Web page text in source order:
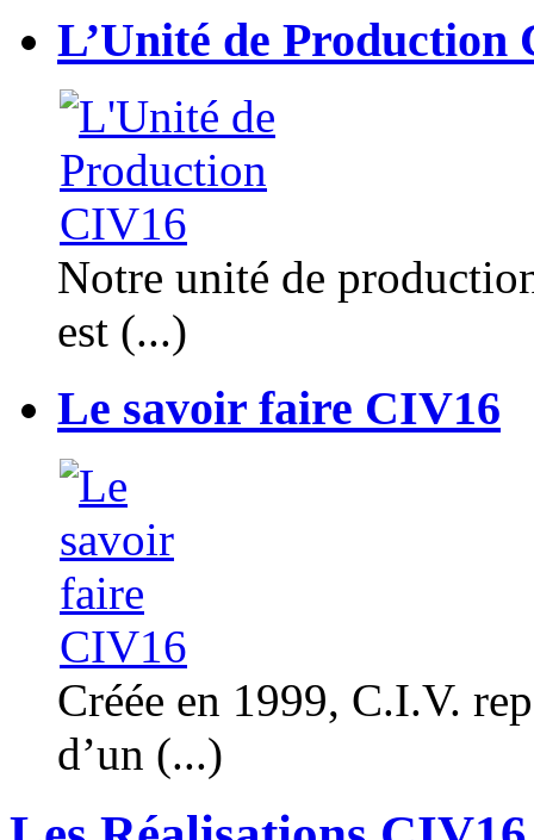
L’Unité de Production
Notre unité de
est (...)
Le savoir faire CIV16
Créée en 1999, C.I.V.
d’un (...)